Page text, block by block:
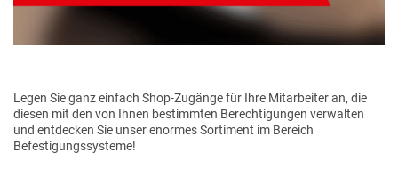
Legen Sie ganz einfach Shop-Zugänge für Ihre Mitarbeiter an, die
diesen mit den von Ihnen bestimmten Berechtigungen verwalten
und entdecken Sie unser enormes Sortiment im Bereich
Befestigungssysteme!